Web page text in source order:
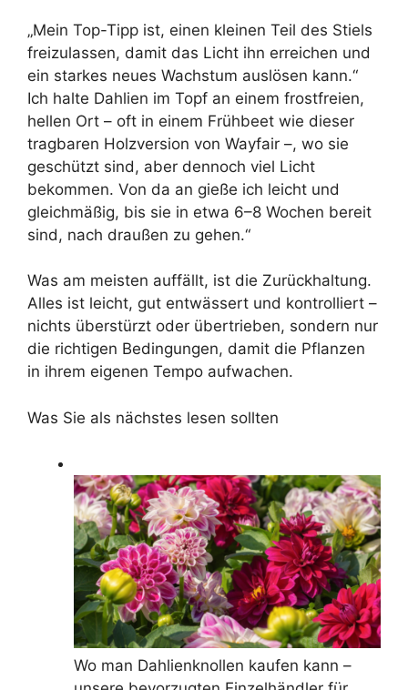
„Mein Top-Tipp ist, einen kleinen Teil des Stiels
freizulassen, damit das Licht ihn erreichen und
ein starkes neues Wachstum auslösen kann.“
Ich halte Dahlien im Topf an einem frostfreien,
hellen Ort – oft in einem Frühbeet wie dieser
tragbaren Holzversion von Wayfair –, wo sie
geschützt sind, aber dennoch viel Licht
bekommen. Von da an gieße ich leicht und
gleichmäßig, bis sie in etwa 6–8 Wochen bereit
sind, nach draußen zu gehen.“
Was am meisten auffällt, ist die Zurückhaltung.
Alles ist leicht, gut entwässert und kontrolliert –
nichts überstürzt oder übertrieben, sondern nur
die richtigen Bedingungen, damit die Pflanzen
in ihrem eigenen Tempo aufwachen.
Was Sie als nächstes lesen sollten
Wo man Dahlienknollen kaufen kann –